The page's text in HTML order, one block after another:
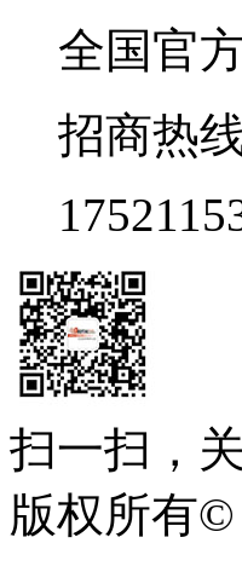
全国官
招商热
扫一扫，
版权所有©